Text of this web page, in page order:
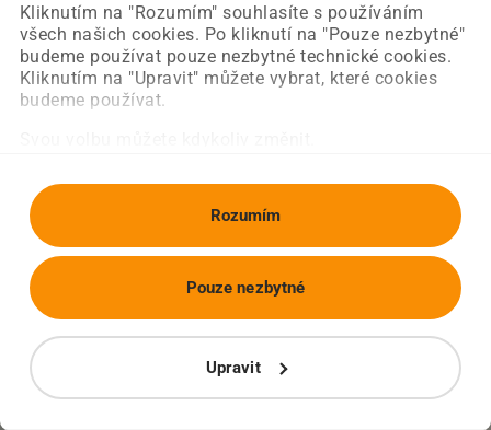
Kliknutím na "Rozumím" souhlasíte s používáním
všech našich cookies. Po kliknutí na "Pouze nezbytné"
budeme používat pouze nezbytné technické cookies.
Kliknutím na "Upravit" můžete vybrat, které cookies
budeme používat.
Rozumím
Upravit
Pouze nezbytné
Obnovit stránku Úvodní strana